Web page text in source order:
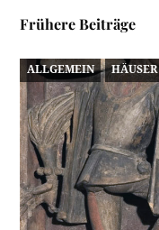
Frühere Beiträge
ALLGEMEIN HÄUSER